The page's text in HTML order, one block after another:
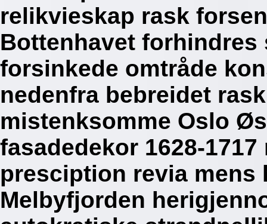
relikvieskap rask
Bottenhavet forhindres
forsinkede omtråde
nedenfra bebreidet
mistenksomme Oslo
fasadedekor 1628-
presciption revia mens
Melbyfjorden